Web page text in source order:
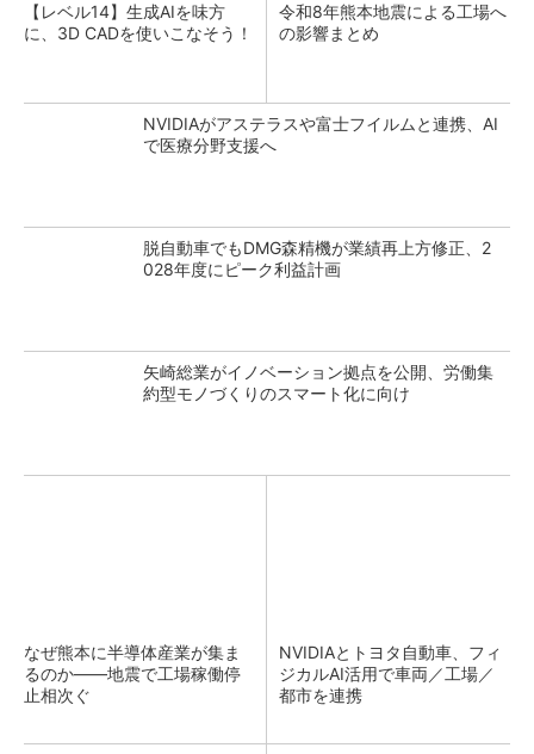
【レベル14】生成AIを味方
に、3D CADを使いこなそう！
令和8年熊本地震による工場へ
の影響まとめ
NVIDIAがアステラスや富士フイルムと連携、AI
で医療分野支援へ
脱自動車でもDMG森精機が業績再上方修正、2
028年度にピーク利益計画
矢崎総業がイノベーション拠点を公開、労働集
約型モノづくりのスマート化に向け
なぜ熊本に半導体産業が集ま
るのか――地震で工場稼働停
止相次ぐ
NVIDIAとトヨタ自動車、フィ
ジカルAI活用で車両／工場／
都市を連携